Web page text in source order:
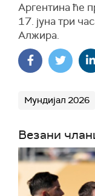
Аргентина ће
17. јуна три
Алжира.
Мундијал 2026
Везани